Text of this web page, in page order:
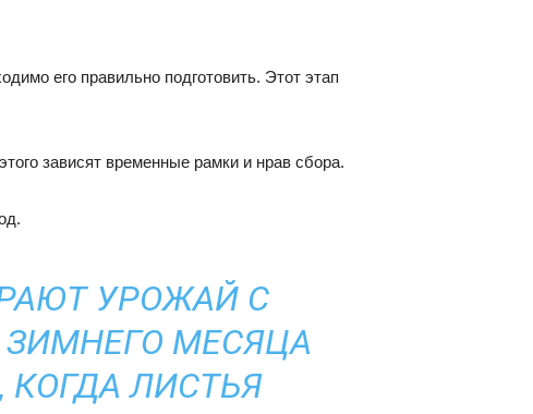
его правильно подготовить. Этот этап
зависят временные рамки и нрав сбора.
УРОЖАЙ С
МЕСЯЦА
ЛИСТЬЯ